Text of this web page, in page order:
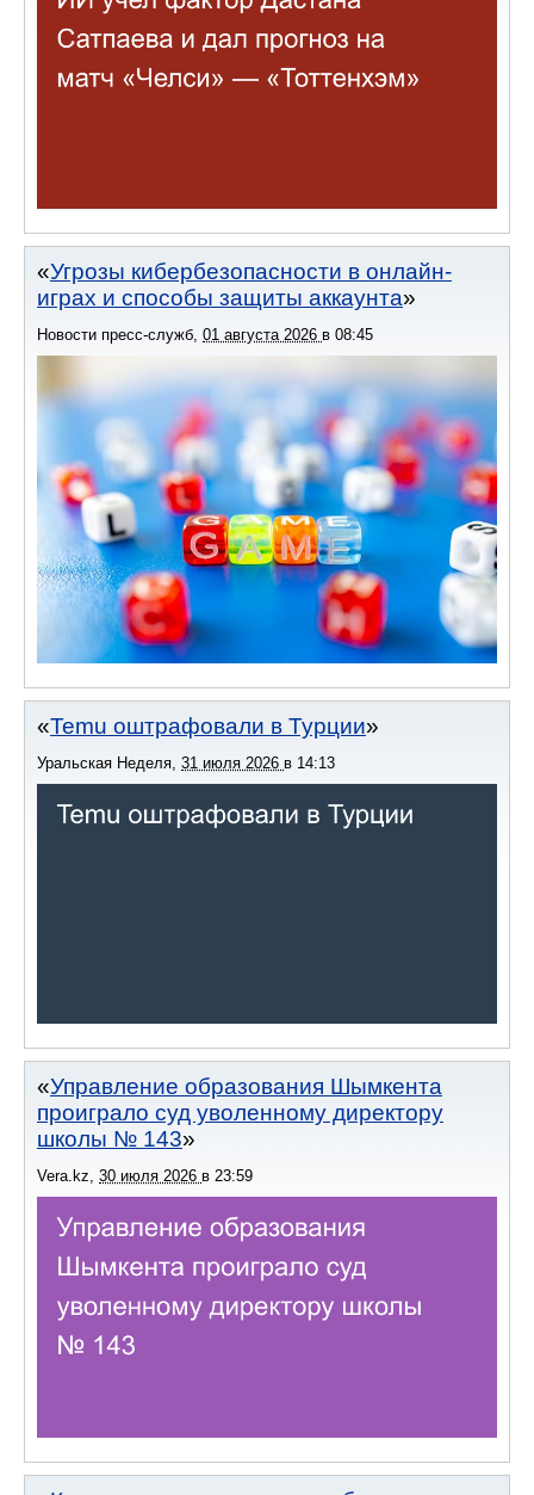
Угрозы кибербезопасности в онлайн-
играх и способы защиты аккаунта
Новости пресс-служб, 01 августа 2026 в 08:45
Temu оштрафовали в Турции
Уральская Неделя 31 июля 2026 в 14:13
Управление образования Шымкента
проиграло суд уволенному директору
школы № 143
Vera.kz, 30 июля 2026 в 23:59